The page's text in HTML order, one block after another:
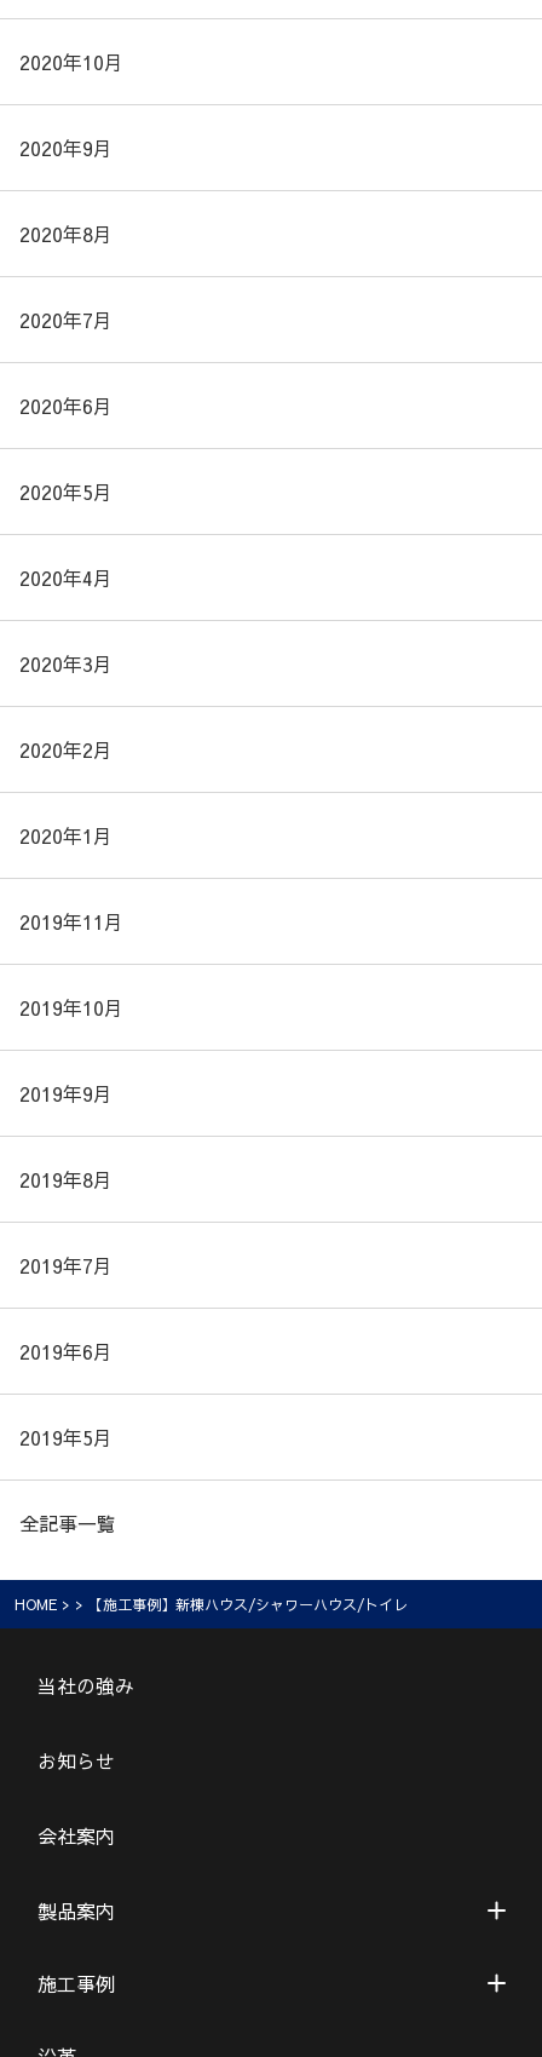
2020年10月
2020年9月
2020年8月
2020年7月
2020年6月
2020年5月
2020年4月
2020年3月
2020年2月
2020年1月
2019年11月
2019年10月
2019年9月
2019年8月
2019年7月
2019年6月
2019年5月
全記事一覧
HOME > > 【施工事例】新棟ハウス/シャワーハウス/トイレ
当社の強み
お知らせ
会社案内
製品案内
施工事例